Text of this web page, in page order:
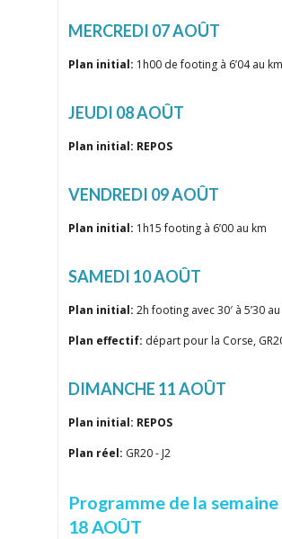
MERCREDI 07 AOÛT
Plan initial: 1h00 de footing à 6’04 au km
JEUDI 08 AOÛT
Plan initial: REPOS
VENDREDI 09 AOÛT
Plan initial: 1h15 footing à 6’00 au km
SAMEDI 10 AOÛT
Plan initial: 2h footing avec 30′ à 5’30
Plan effectif: départ pour la Corse,
DIMANCHE 11 AOÛT
Plan initial: REPOS
Plan réel: GR20 - J2
Programme de la semaine
18 AOÛT